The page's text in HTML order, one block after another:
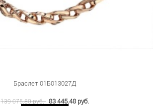
Браслет 01Б013027Д
139 075.80 руб. 83 445.48 руб.